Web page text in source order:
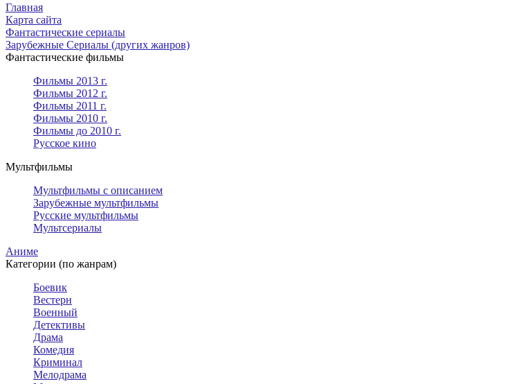
Главная
Карта сайта
Фантастические сериалы
Зарубежные Сериалы (других жанров)
Фантастические фильмы
Фильмы 2013 г.
Фильмы 2012 г.
Фильмы 2011 г.
Фильмы 2010 г.
Фильмы до 2010 г.
Русское кино
Мультфильмы
Мультфильмы с описанием
Зарубежные мультфильмы
Русские мультфильмы
Мультсериалы
Аниме
Категории (по жанрам)
Боевик
Вестерн
Военный
Детективы
Драма
Комедия
Криминал
Мелодрама